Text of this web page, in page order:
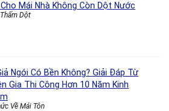
Mái Nhà Không Còn Dột Nước
Dột
Ngói Có Bền Không? Giải Đáp Từ
Gia Thi Công Hơn 10 Năm Kinh
Về Mái Tôn